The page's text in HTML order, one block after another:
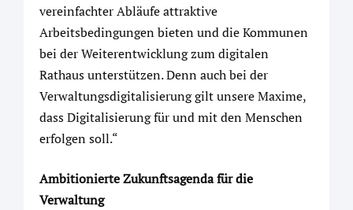
vereinfachter Abläufe attraktive
Arbeitsbedingungen bieten und die Kommunen
bei der Weiterentwicklung zum digitalen
Rathaus unterstützen. Denn auch bei der
Verwaltungsdigitalisierung gilt unsere Maxime,
dass Digitalisierung für und mit den Menschen
erfolgen soll.“
Ambitionierte Zukunftsagenda für die
Verwaltung